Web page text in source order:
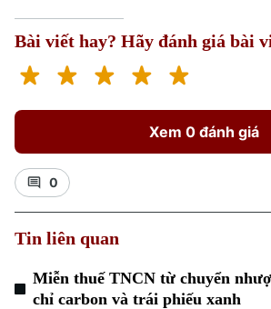
Xu hướng
Bài viết hay? Hãy đánh giá bài
Xem 0 đánh giá
0
Tin liên quan
Miễn thuế TNCN từ chuyển
chỉ carbon và trái phiếu xanh